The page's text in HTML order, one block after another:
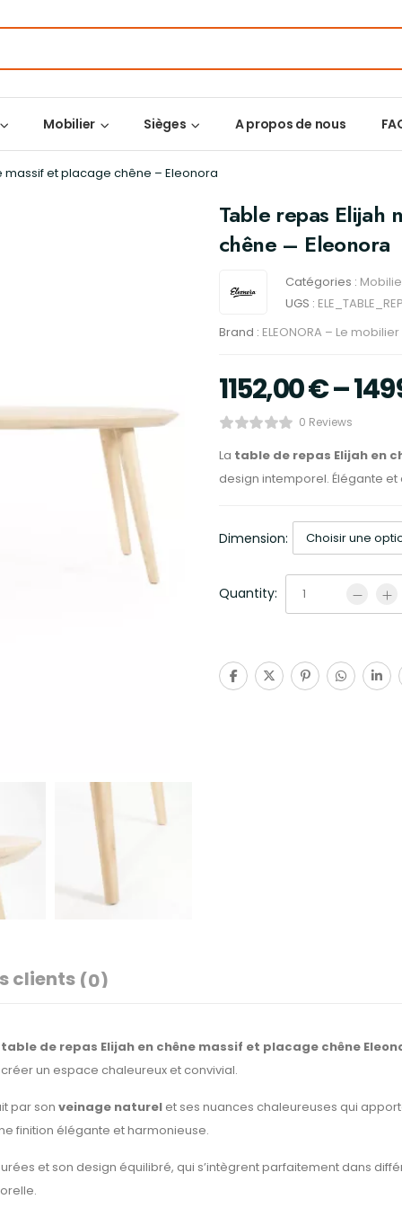
Mobilier Sièges A propos de nous
massif et placage chêne – Eleonora
Table repas Elijah
chêne – Eleonora
Catégories :
UGS :
Brand : ELEONORA – Le
1152,00€–
0 Reviews
La table de repas Elijah en
design intemporel. Élégante
Dimension:
Quantity:
clients (0)
table de repas Elijah en chêne massif et placage chêne
un espace chaleureux et convivial.
par son veinage naturel et ses nuances chaleureuses qui
finition élégante et harmonieuse.
et son design équilibré, qui s’intègrent parfaitement dans